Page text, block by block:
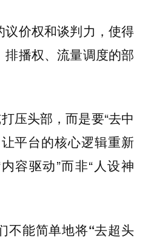
议价权和谈判力，使得
播权、流量调度的部
压头部，而是要“去中
平台的核心逻辑重新
容驱动”而非“人设神
不能简单地将“去超头